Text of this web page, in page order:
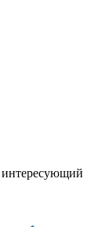
интересующий